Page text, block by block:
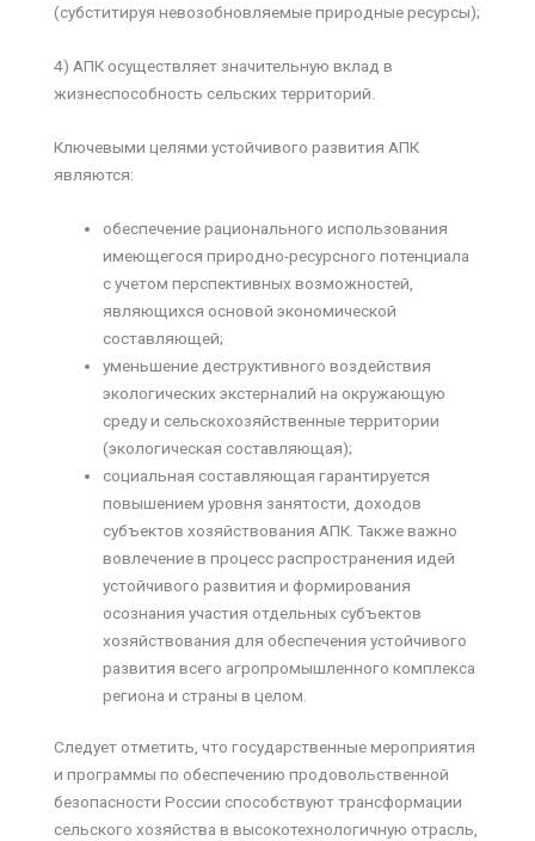
(субститируя невозобновляемые природные ресурсы);
4) АПК осуществляет значительную вклад в
жизнеспособность сельских территорий.
Ключевыми целями устойчивого развития АПК
являются:
обеспечение рационального использования
имеющегося природно-ресурсного потенциала
с учетом перспективных возможностей,
являющихся основой экономической
составляющей;
уменьшение деструктивного воздействия
экологических экстерналий на окружающую
среду и сельскохозяйственные территории
(экологическая составляющая);
социальная составляющая гарантируется
повышением уровня занятости, доходов
субъектов хозяйствования АПК. Также важно
вовлечение в процесс распространения идей
устойчивого развития и формирования
осознания участия отдельных субъектов
хозяйствования для обеспечения устойчивого
развития всего агропромышленного комплекса
региона и страны в целом.
Следует отметить, что государственные мероприятия
и программы по обеспечению продовольственной
безопасности России способствуют трансформации
сельского хозяйства в высокотехнологичную отрасль,